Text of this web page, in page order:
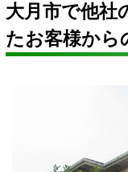
大月市で他社
たお客様から